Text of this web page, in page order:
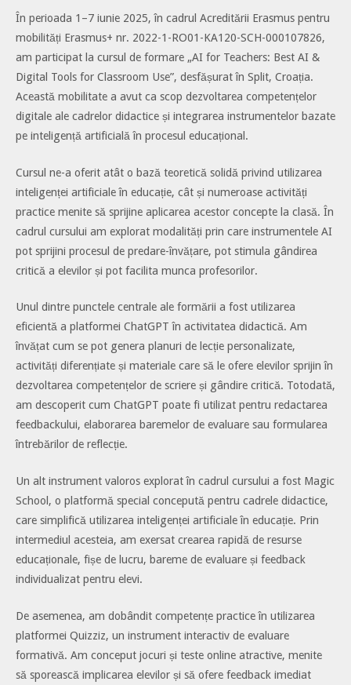
În perioada 1–7 iunie 2025, în cadrul Acreditării Erasmus pentru
mobilități Erasmus+ nr. 2022-1-RO01-KA120-SCH-000107826,
am participat la cursul de formare „AI for Teachers: Best AI &
Digital Tools for Classroom Use”, desfășurat în Split, Croația.
Această mobilitate a avut ca scop dezvoltarea competențelor
digitale ale cadrelor didactice și integrarea instrumentelor bazate
pe inteligență artificială în procesul educațional.
Cursul ne-a oferit atât o bază teoretică solidă privind utilizarea
inteligenței artificiale în educație, cât și numeroase activități
practice menite să sprijine aplicarea acestor concepte la clasă. În
cadrul cursului am explorat modalități prin care instrumentele AI
pot sprijini procesul de predare-învățare, pot stimula gândirea
critică a elevilor și pot facilita munca profesorilor.
Unul dintre punctele centrale ale formării a fost utilizarea
eficientă a platformei ChatGPT în activitatea didactică. Am
învățat cum se pot genera planuri de lecție personalizate,
activități diferențiate și materiale care să le ofere elevilor sprijin în
dezvoltarea competențelor de scriere și gândire critică. Totodată,
am descoperit cum ChatGPT poate fi utilizat pentru redactarea
feedbackului, elaborarea baremelor de evaluare sau formularea
întrebărilor de reflecție.
Un alt instrument valoros explorat în cadrul cursului a fost Magic
School, o platformă special concepută pentru cadrele didactice,
care simplifică utilizarea inteligenței artificiale în educație. Prin
intermediul acesteia, am exersat crearea rapidă de resurse
educaționale, fișe de lucru, bareme de evaluare și feedback
individualizat pentru elevi.
De asemenea, am dobândit competențe practice în utilizarea
platformei Quizziz, un instrument interactiv de evaluare
formativă. Am conceput jocuri și teste online atractive, menite
să sporească implicarea elevilor și să ofere feedback imediat